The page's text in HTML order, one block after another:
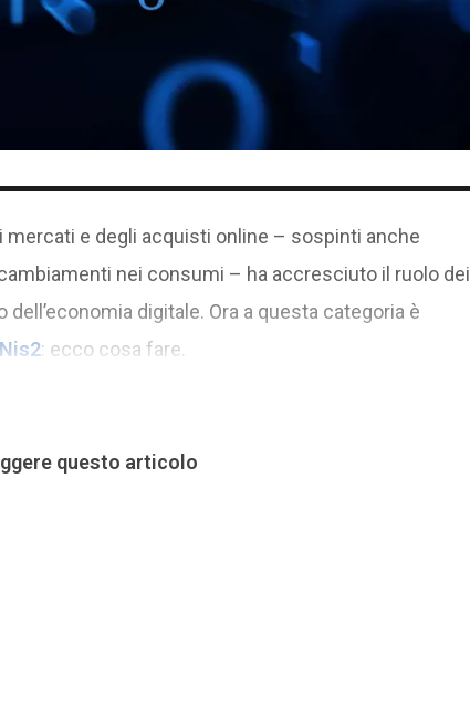
e degli acquisti online – sospinti anche
nei consumi – ha accresciuto il ruolo dei
digitale. Ora a questa categoria è
: ecco cosa fare.
questo articolo